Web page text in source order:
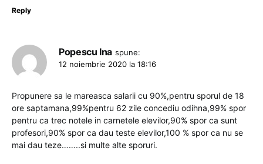
Reply
Popescu Ina spune:
12 noiembrie 2020 la 18:16
Propunere sa le mareasca salarii cu 90%,pentru sporul de 18
ore saptamana,99%pentru 62 zile concediu odihna,99% spor
pentru ca trec notele in carnetele elevilor,90% spor ca sunt
profesori,90% spor ca dau teste elevilor,100 % spor ca nu se
mai dau teze……..si multe alte sporuri.